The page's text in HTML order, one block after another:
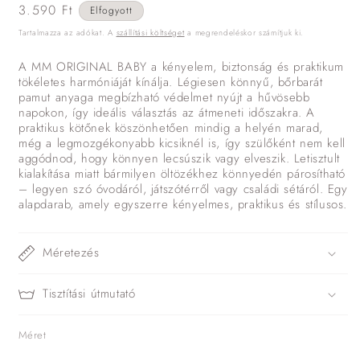
Normál
ár
3.590 Ft Elfogyott
Tartalmazza az adókat. A szállítási költséget a megrendeléskor számítjuk ki.
A MM ORIGINAL BABY a kényelem, biztonság és praktikum
tökéletes harmóniáját kínálja. Légiesen könnyű, bőrbarát
pamut anyaga megbízható védelmet nyújt a hűvösebb
napokon, így ideális választás az átmeneti időszakra. A
praktikus kötőnek köszönhetően mindig a helyén marad,
még a legmozgékonyabb kicsiknél is, így szülőként nem kell
aggódnod, hogy könnyen lecsúszik vagy elveszik. Letisztult
kialakítása miatt bármilyen öltözékhez könnyedén párosítható
– legyen szó óvodáról, játszótérről vagy családi sétáról. Egy
alapdarab, amely egyszerre kényelmes, praktikus és stílusos.
Méretezés
Tisztítási útmutató
Méret